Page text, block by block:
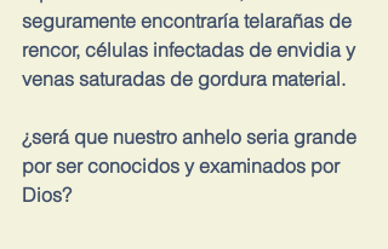
seguramente encontraría telarañas de
rencor, células infectadas de envidia y
venas saturadas de gordura material.
¿será que nuestro anhelo seria grande
por ser conocidos y examinados por
Dios?